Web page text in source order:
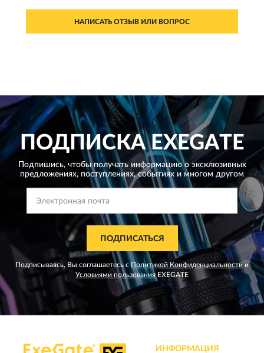
НАПИСАТЬ ОТЗЫВ ИЛИ ВОПРОС
ПОДПИСКАEXEGATE
Подпишись, чтобы получать информацию о эксклюзивных
предложениях, поступлениях, событиях и многом другом
ПОДПИСАТЬСЯ
Подписываясь, Вы соглашаетесь сПолитикой Конфиденциальности и
Условиями пользованияEXEGATE
ИНФОРМАЦИЯ